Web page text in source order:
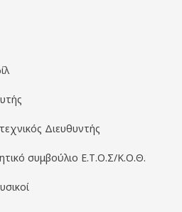
Διευθυντής
συμβούλιο Ε.Τ.Ο.Σ/Κ.Ο.Θ.